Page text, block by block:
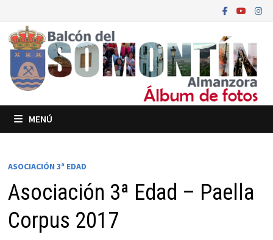
contenido
MENÚ
ASOCIACIÓN 3ª EDAD
Asociación 3ª Edad – Paella
Corpus 2017